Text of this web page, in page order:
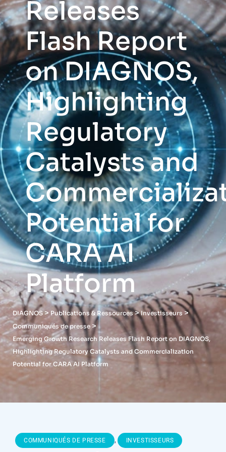
Releases
Flash Report
on DIAGNOS,
Highlighting
Regulatory
Catalysts and
Potential for
CARA AI
Platform
DIAGNOS>Publications & Ressources>Investisseurs>
Communiqués de presse >
Emerging Growth Research Releases Flash Report on DIAGNOS,
Highlighting Regulatory Catalysts and Commercialization
Potential for CARA AI Platform
COMMUNIQUÉS DE PRESSE , INVESTISSEURS